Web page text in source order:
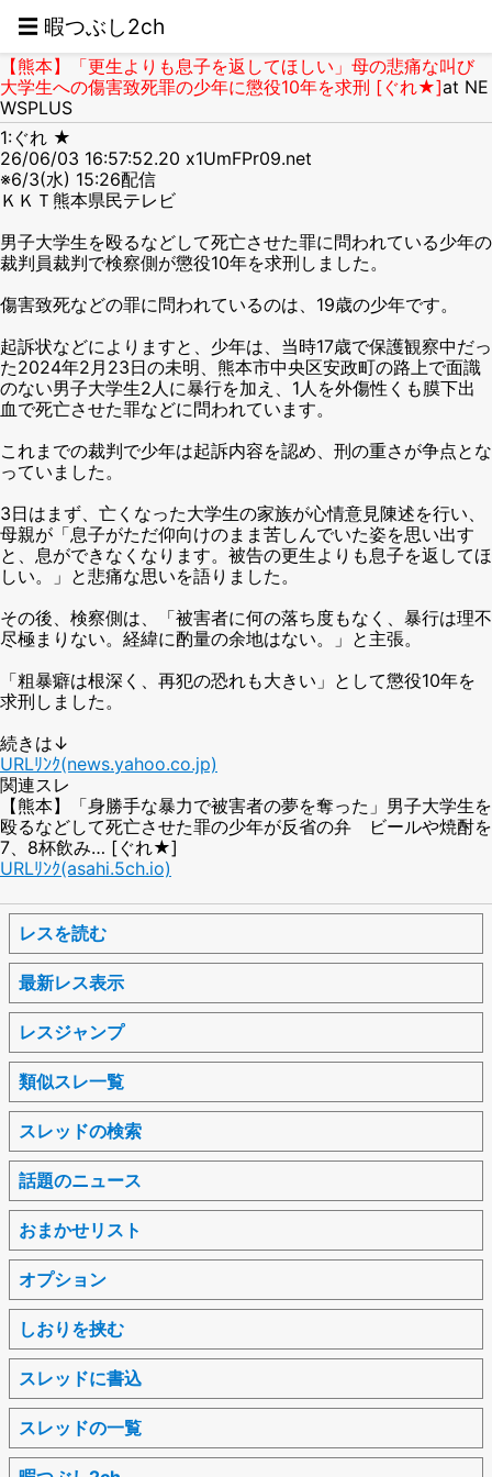
☰ 暇つぶし2ch
【熊本】「更生よりも息子を返してほしい」母の悲痛な叫び
大学生への傷害致死罪の少年に懲役10年を求刑 [ぐれ★]at NE
WSPLUS
1:ぐれ ★
26/06/03 16:57:52.20 x1UmFPr09.net
※6/3(水) 15:26配信
ＫＫＴ熊本県民テレビ
男子大学生を殴るなどして死亡させた罪に問われている少年の
裁判員裁判で検察側が懲役10年を求刑しました。
傷害致死などの罪に問われているのは、19歳の少年です。
起訴状などによりますと、少年は、当時17歳で保護観察中だっ
た2024年2月23日の未明、熊本市中央区安政町の路上で面識
のない男子大学生2人に暴行を加え、1人を外傷性くも膜下出
血で死亡させた罪などに問われています。
これまでの裁判で少年は起訴内容を認め、刑の重さが争点とな
っていました。
3日はまず、亡くなった大学生の家族が心情意見陳述を行い、
母親が「息子がただ仰向けのまま苦しんでいた姿を思い出す
と、息ができなくなります。被告の更生よりも息子を返してほ
しい。」と悲痛な思いを語りました。
その後、検察側は、「被害者に何の落ち度もなく、暴行は理不
尽極まりない。経緯に酌量の余地はない。」と主張。
「粗暴癖は根深く、再犯の恐れも大きい」として懲役10年を
求刑しました。
続きは↓
URLﾘﾝｸ(news.yahoo.co.jp)
関連スレ
【熊本】「身勝手な暴力で被害者の夢を奪った」男子大学生を
殴るなどして死亡させた罪の少年が反省の弁 ビールや焼酎を
7、8杯飲み… [ぐれ★]
URLﾘﾝｸ(asahi.5ch.io)
レスを読む
最新レス表示
レスジャンプ
類似スレ一覧
スレッドの検索
話題のニュース
おまかせリスト
オプション
しおりを挟む
スレッドに書込
スレッドの一覧